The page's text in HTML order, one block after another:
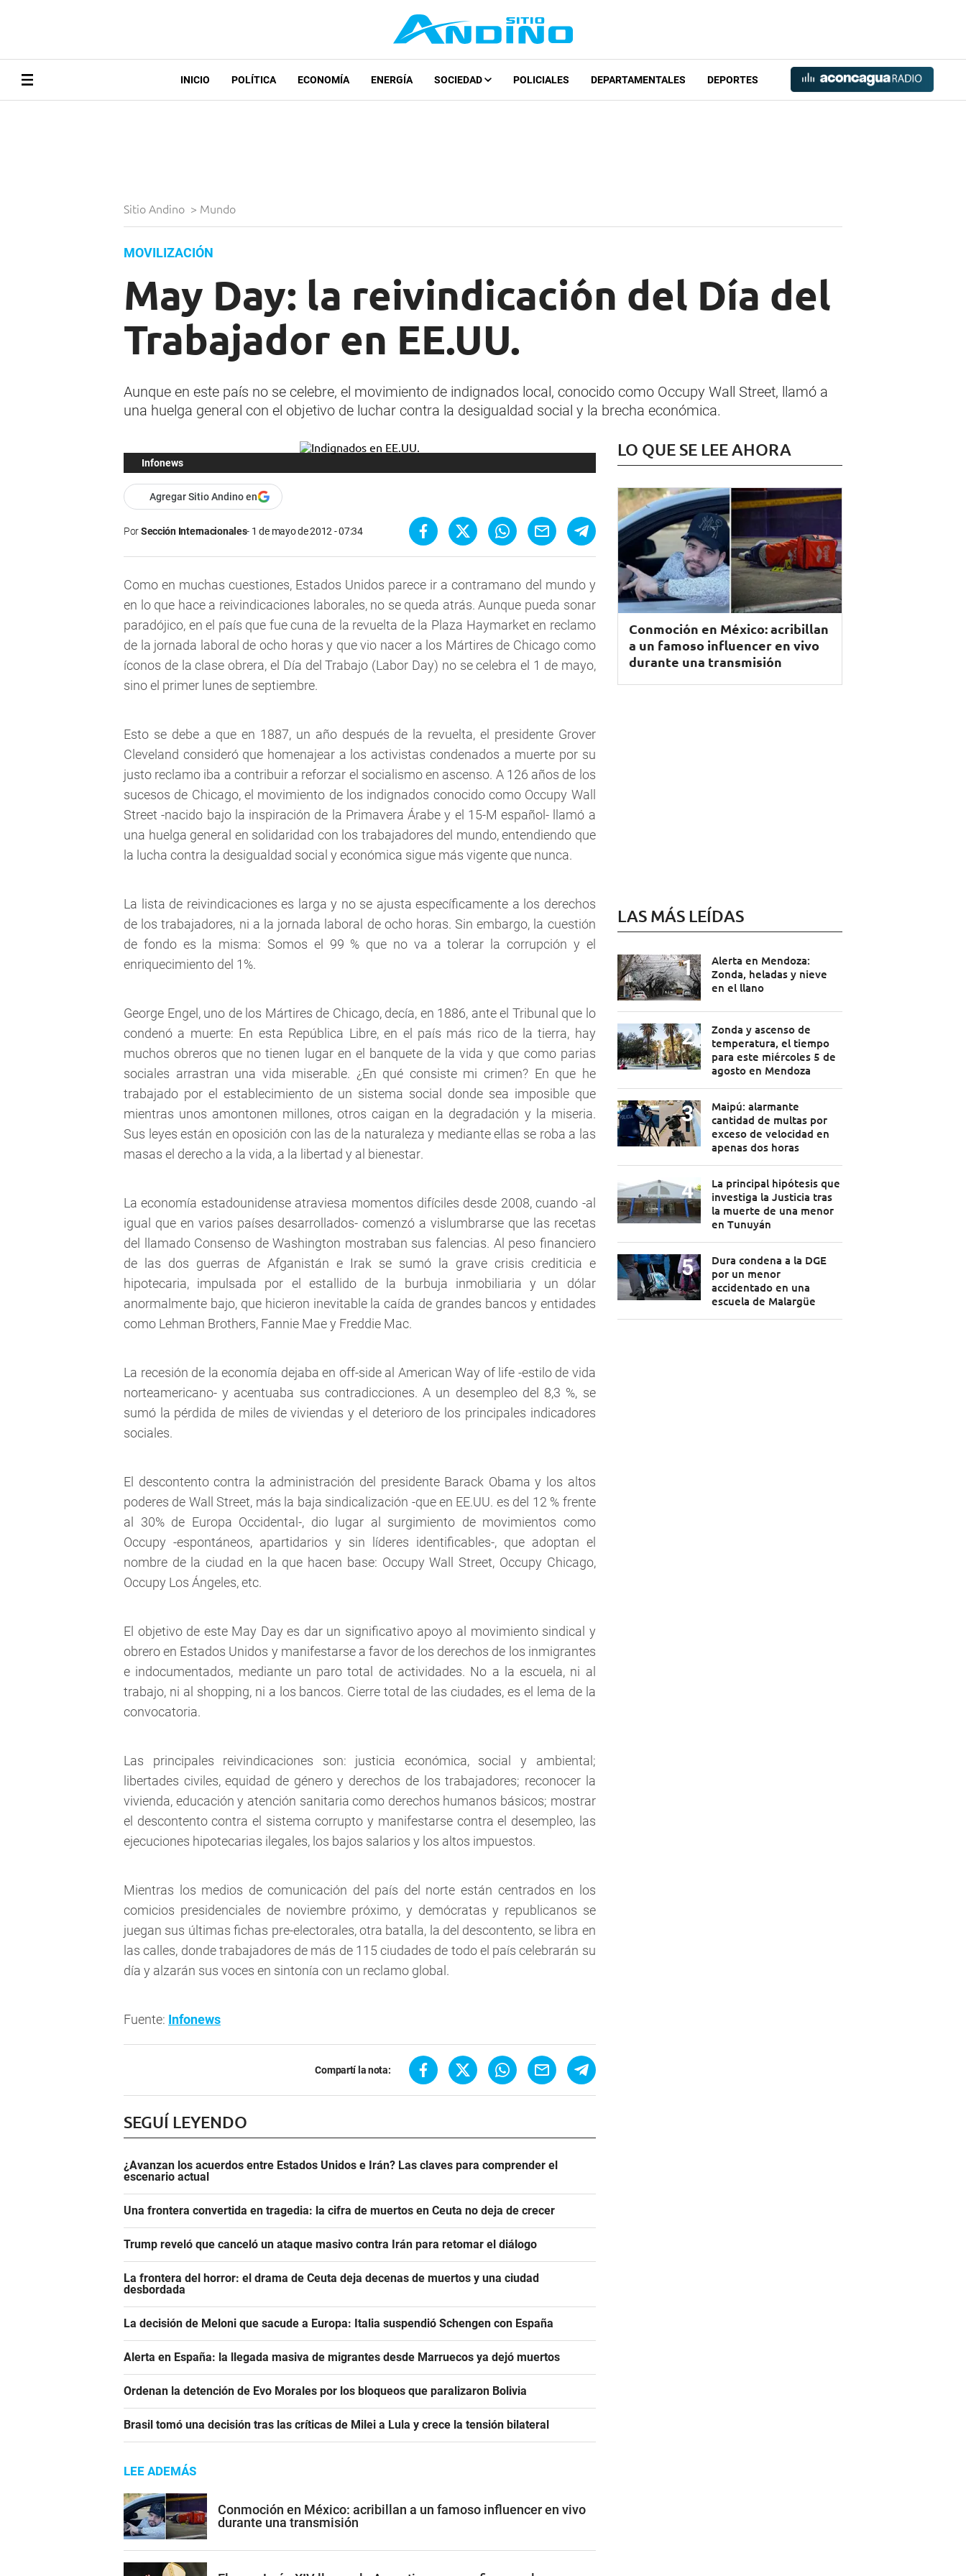
INICIO POLÍTICA ECONOMÍA ENERGÍA SOCIEDAD POLICIALES DEPARTAMENTALES DEPORTES
Sitio Andino > Mundo
MOVILIZACIÓN
May Day: la reivindicación del Día del
Trabajador en EE.UU.
Aunque en este país no se celebre, el movimiento de indignados local, conocido como Occupy Wall Street, llamó a
una huelga general con el objetivo de luchar contra la desigualdad social y la brecha económica.
Infonews
Agregar Sitio Andino en
PorSección Internacionales 1 de mayo de 2012 - 07:34
Como en muchas cuestiones, Estados Unidos parece ir a contramano del mundo y
en lo que hace a reivindicaciones laborales, no se queda atrás. Aunque pueda sonar
paradójico, en el país que fue cuna de la revuelta de la Plaza Haymarket en reclamo
de la jornada laboral de ocho horas y que vio nacer a los Mártires de Chicago como
íconos de la clase obrera, el Día del Trabajo (Labor Day) no se celebra el 1 de mayo,
sino el primer lunes de septiembre.
Esto se debe a que en 1887, un año después de la revuelta, el presidente Grover
Cleveland consideró que homenajear a los activistas condenados a muerte por su
justo reclamo iba a contribuir a reforzar el socialismo en ascenso. A 126 años de los
sucesos de Chicago, el movimiento de los indignados conocido como Occupy Wall
Street -nacido bajo la inspiración de la Primavera Árabe y el 15-M español- llamó a
una huelga general en solidaridad con los trabajadores del mundo, entendiendo que
la lucha contra la desigualdad social y económica sigue más vigente que nunca.
La lista de reivindicaciones es larga y no se ajusta específicamente a los derechos
de los trabajadores, ni a la jornada laboral de ocho horas. Sin embargo, la cuestión
de fondo es la misma: Somos el 99 % que no va a tolerar la corrupción y el
enriquecimiento del 1%.
George Engel, uno de los Mártires de Chicago, decía, en 1886, ante el Tribunal que lo
condenó a muerte: En esta República Libre, en el país más rico de la tierra, hay
muchos obreros que no tienen lugar en el banquete de la vida y que como parias
sociales arrastran una vida miserable. ¿En qué consiste mi crimen? En que he
trabajado por el establecimiento de un sistema social donde sea imposible que
mientras unos amontonen millones, otros caigan en la degradación y la miseria.
Sus leyes están en oposición con las de la naturaleza y mediante ellas se roba a las
masas el derecho a la vida, a la libertad y al bienestar.
La economía estadounidense atraviesa momentos difíciles desde 2008, cuando -al
igual que en varios países desarrollados- comenzó a vislumbrarse que las recetas
del llamado Consenso de Washington mostraban sus falencias. Al peso financiero
de las dos guerras de Afganistán e Irak se sumó la grave crisis crediticia e
hipotecaria, impulsada por el estallido de la burbuja inmobiliaria y un dólar
anormalmente bajo, que hicieron inevitable la caída de grandes bancos y entidades
como Lehman Brothers, Fannie Mae y Freddie Mac.
La recesión de la economía dejaba en off-side al American Way of life -estilo de vida
norteamericano- y acentuaba sus contradicciones. A un desempleo del 8,3 %, se
sumó la pérdida de miles de viviendas y el deterioro de los principales indicadores
sociales.
El descontento contra la administración del presidente Barack Obama y los altos
poderes de Wall Street, más la baja sindicalización -que en EE.UU. es del 12 % frente
al 30% de Europa Occidental-, dio lugar al surgimiento de movimientos como
Occupy -espontáneos, apartidarios y sin líderes identificables-, que adoptan el
nombre de la ciudad en la que hacen base: Occupy Wall Street, Occupy Chicago,
Occupy Los Ángeles, etc.
El objetivo de este May Day es dar un significativo apoyo al movimiento sindical y
obrero en Estados Unidos y manifestarse a favor de los derechos de los inmigrantes
e indocumentados, mediante un paro total de actividades. No a la escuela, ni al
trabajo, ni al shopping, ni a los bancos. Cierre total de las ciudades, es el lema de la
convocatoria.
Las principales reivindicaciones son: justicia económica, social y ambiental;
libertades civiles, equidad de género y derechos de los trabajadores; reconocer la
vivienda, educación y atención sanitaria como derechos humanos básicos; mostrar
el descontento contra el sistema corrupto y manifestarse contra el desempleo, las
ejecuciones hipotecarias ilegales, los bajos salarios y los altos impuestos.
Mientras los medios de comunicación del país del norte están centrados en los
comicios presidenciales de noviembre próximo, y demócratas y republicanos se
juegan sus últimas fichas pre-electorales, otra batalla, la del descontento, se libra en
las calles, donde trabajadores de más de 115 ciudades de todo el país celebrarán su
día y alzarán sus voces en sintonía con un reclamo global.
Fuente: Infonews
Compartí la nota:
SEGUÍ LEYENDO
¿Avanzan los acuerdos entre Estados Unidos e Irán? Las claves para comprender el
escenario actual
Una frontera convertida en tragedia: la cifra de muertos en Ceuta no deja de crecer
Trump reveló que canceló un ataque masivo contra Irán para retomar el diálogo
La frontera del horror: el drama de Ceuta deja decenas de muertos y una ciudad
desbordada
La decisión de Meloni que sacude a Europa: Italia suspendió Schengen con España
Alerta en España: la llegada masiva de migrantes desde Marruecos ya dejó muertos
Ordenan la detención de Evo Morales por los bloqueos que paralizaron Bolivia
Brasil tomó una decisión tras las críticas de Milei a Lula y crece la tensión bilateral
LEE ADEMÁS
Conmoción en México: acribillan a un famoso influencer en vivo
durante una transmisión
LO QUE SE LEE AHORA
Conmoción en México: acribillan
a un famoso influencer en vivo
durante una transmisión
LAS MÁS LEÍDAS
Alerta en Mendoza:
Zonda, heladas y nieve
en el llano
Zonda y ascenso de
temperatura, el tiempo
para este miércoles 5 de
agosto en Mendoza
Maipú: alarmante
cantidad de multas por
exceso de velocidad en
apenas dos horas
La principal hipótesis que
investiga la Justicia tras
la muerte de una menor
en Tunuyán
Dura condena a la DGE
por un menor
accidentado en una
escuela de Malargüe